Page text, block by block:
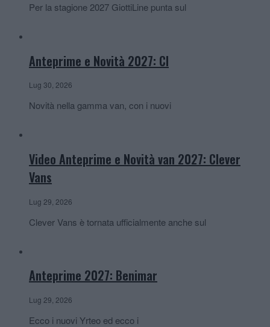
Per la stagione 2027 GiottiLine punta sul
Anteprime e Novità 2027: CI
Lug 30, 2026
Novità nella gamma van, con i nuovi
Video Anteprime e Novità van 2027: Clever
Vans
Lug 29, 2026
Clever Vans è tornata ufficialmente anche sul
Anteprime 2027: Benimar
Lug 29, 2026
Ecco i nuovi Yrteo ed ecco i